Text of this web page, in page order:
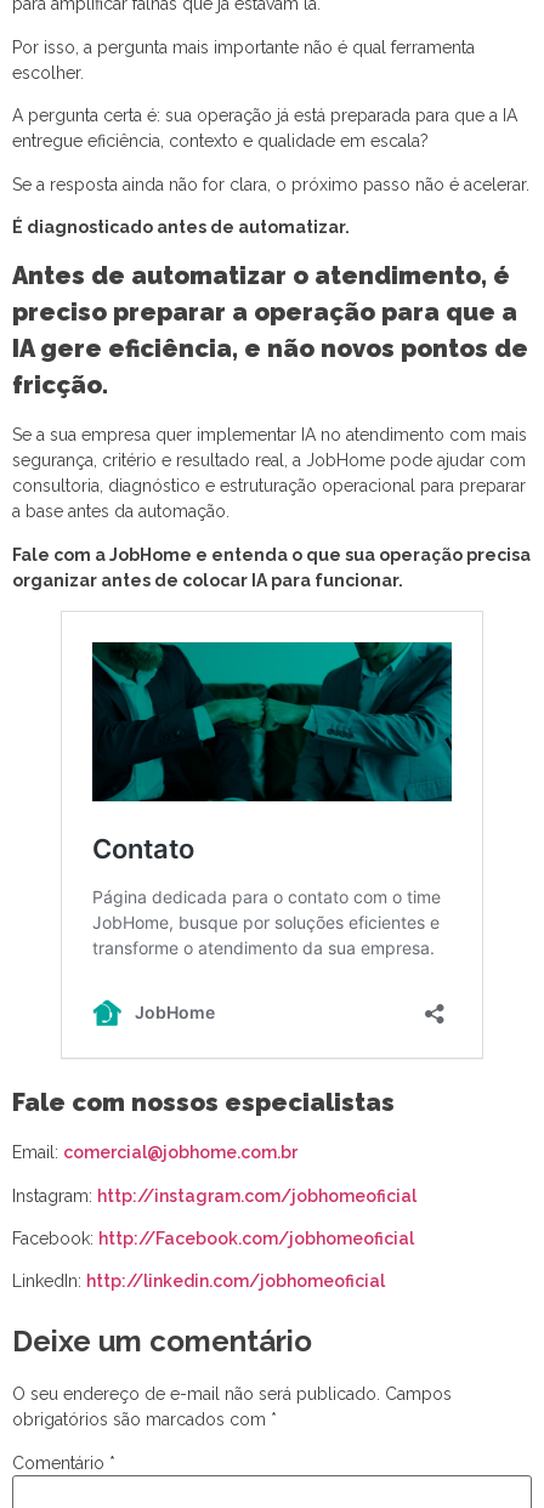
para amplificar falhas que já estavam lá.
Por isso, a pergunta mais importante não é qual ferramenta
escolher.
A pergunta certa é: sua operação já está preparada para que a IA
entregue eficiência, contexto e qualidade em escala?
Se a resposta ainda não for clara, o próximo passo não é acelerar.
É diagnosticado antes de automatizar.
Antes de automatizar o atendimento, é
preciso preparar a operação para que a
IA gere eficiência, e não novos pontos de
fricção.
Se a sua empresa quer implementar IA no atendimento com mais
segurança, critério e resultado real, a JobHome pode ajudar com
consultoria, diagnóstico e estruturação operacional para preparar
a base antes da automação.
Fale com a JobHome e entenda o que sua operação precisa
organizar antes de colocar IA para funcionar.
Fale com nossos especialistas
Email: comercial@jobhome.com.br
Instagram: http://instagram.com/jobhomeoficial
Facebook: http://Facebook.com/jobhomeoficial
LinkedIn: http://linkedin.com/jobhomeoficial
Deixe um comentário
O seu endereço de e-mail não será publicado. Campos
obrigatórios são marcados com *
Comentário *